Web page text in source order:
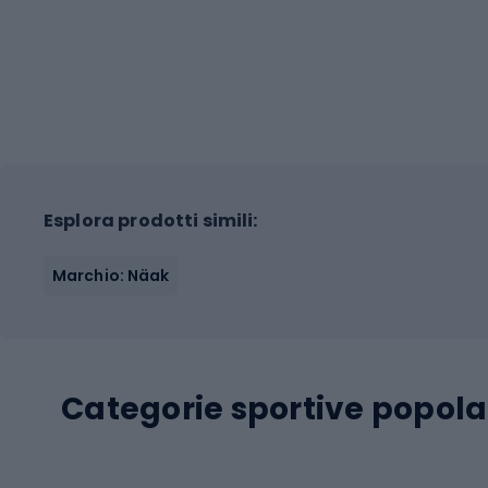
Esplora prodotti simili:
Marchio: Näak
Categorie sportive